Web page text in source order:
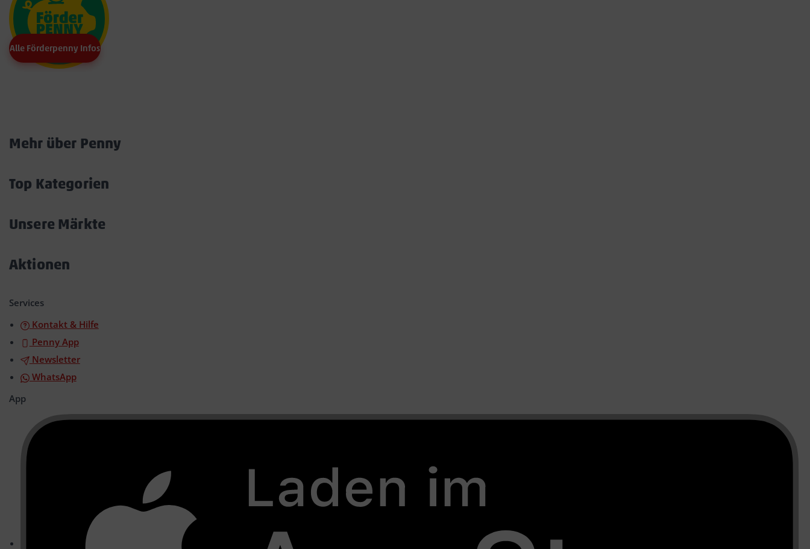
Alle Förderpenny Infos
Mehr über Penny
Top Kategorien
Unsere Märkte
Aktionen
Services
Kontakt & Hilfe
Penny App
Newsletter
WhatsApp
App